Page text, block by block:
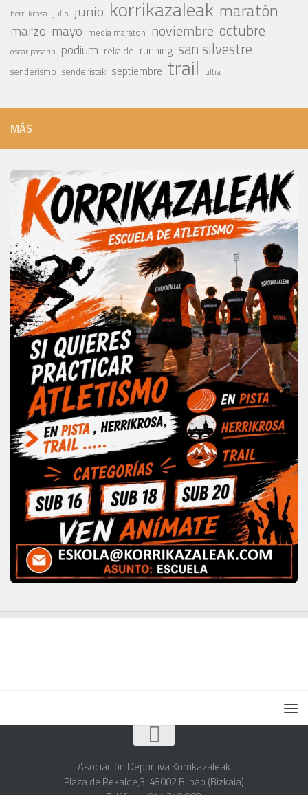
herri krosa julio junio korrikazaleak maratón
marzo mayo media maraton noviembre octubre
oscar pasarin podium rekalde running san silvestre
senderismo senderistak septiembre trail ultra
MÁS
Asociación Deportiva Korrikazaleak
Plaza de Rekalde,3. 48002 Bilbao (Bizkaia)